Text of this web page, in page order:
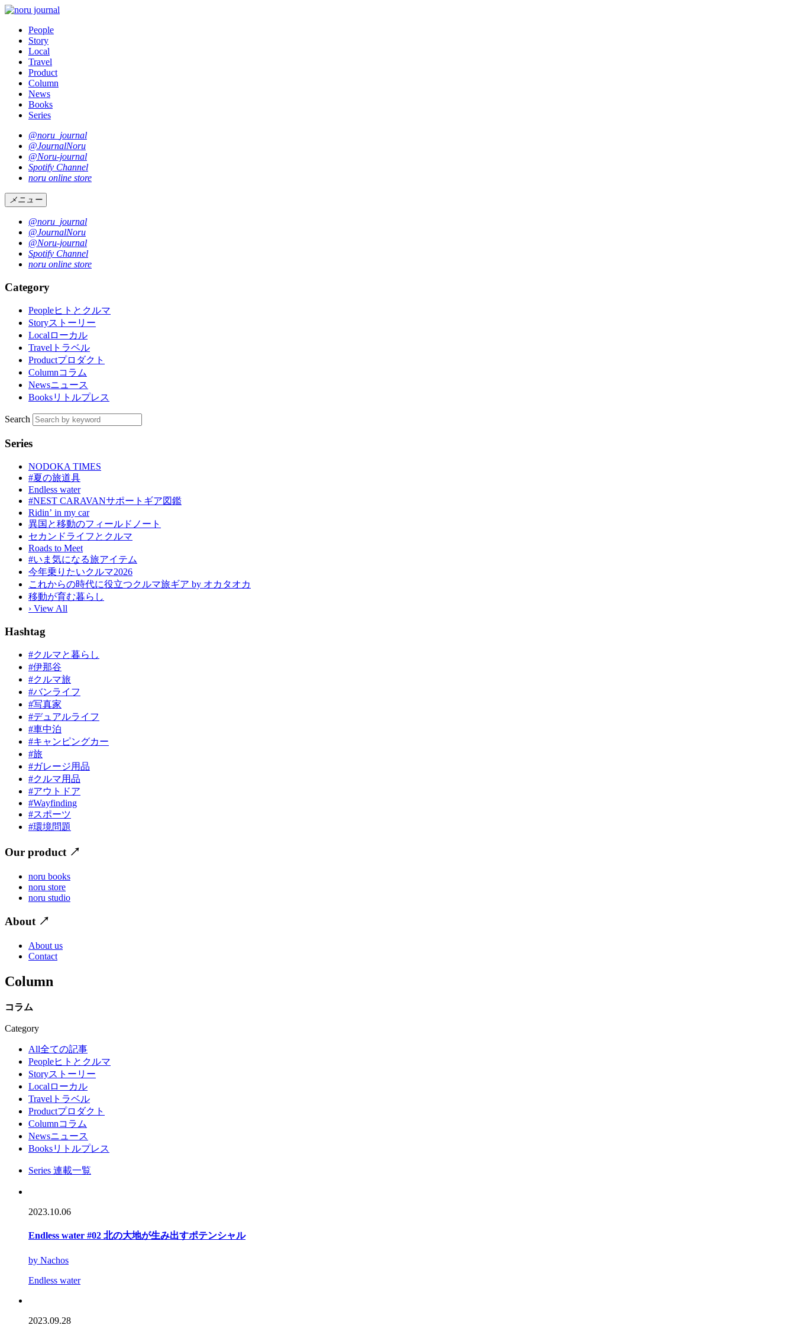
People
Story
Local
Travel
Product
Column
News
Books
Series
@noru_journal
@JournalNoru
@Noru-journal
Spotify Channel
noru online store
メニュー
@noru_journal
@JournalNoru
@Noru-journal
Spotify Channel
noru online store
Category
Peopleヒトとクルマ
Storyストーリー
Localローカル
Travel トラベル
Productプロダクト
Columnコラム
Newsニュース
Booksリトルプレス
Search
Series
NODOKA TIMES
#夏の旅道具
Endless water
#NEST CARAVANサポートギア図鑑
Ridinʼ in my car
異国と移動のフィールドノート
セカンドライフとクルマ
Roads to Meet
#いま気になる旅アイテム
今年乗りたいクルマ2026
これからの時代に役立つクルマ旅ギア by オカタオカ
移動が育む暮らし
› View All
Hashtag
#クルマと暮らし
#伊那谷
#クルマ旅
#バンライフ
#写真家
#デュアルライフ
#車中泊
#キャンピングカー
#旅
#ガレージ用品
#クルマ用品
#アウトドア
#Wayfinding
#スポーツ
#環境問題
Our product ↗
noru books
noru store
noru studio
About ↗
About us
Contact
Column
コラム
Category
All全ての記事
Peopleヒトとクルマ
Storyストーリー
Local ローカル
Travel トラベル
Productプロダクト
Columnコラム
Newsニュース
Booksリトルプレス
Series 連載一覧
2023.10.06
Endless water #02 北の大地が生み出すポテンシャル
by Nachos
Endless water
2023.09.28